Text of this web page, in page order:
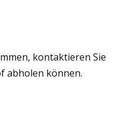
kontaktieren Sie
abholen können.